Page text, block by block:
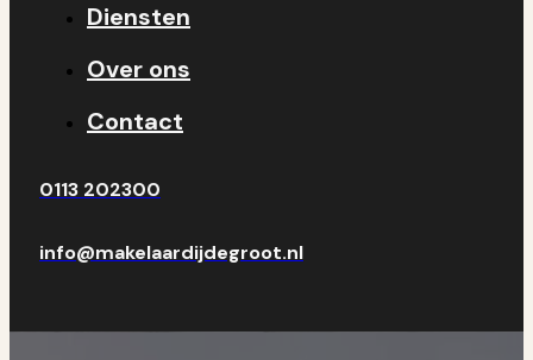
Diensten
Over ons
Contact
0113 202300
info@makelaardijdegroot.nl